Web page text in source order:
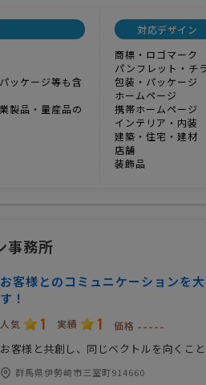
ッケージ等も含
製品・量産品の
対応デザイン
商標・ロゴマーク
パンフレット・チ
包装・パッケージ
ホームページ
携帯ホームページ
インテリア・内装
建築・住宅・建材
店舗
装飾品
事務所
お客様とのコミュニケーションを
す！
人気 1 実績 1 価格 -----
お客様と共創し、同じベクトルを向くこ
群馬県伊勢崎市三室町914660